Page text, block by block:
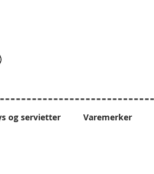
og servietter Varemerker